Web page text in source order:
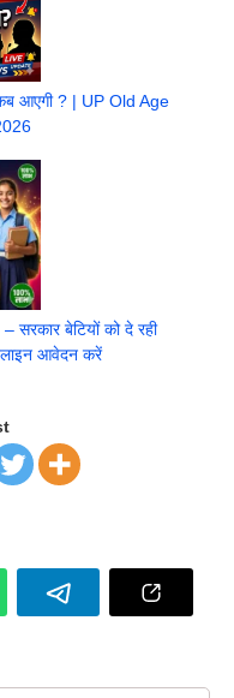
आएगी ? | UP Old Age
बेटियों को दे रही
आवेदन करें